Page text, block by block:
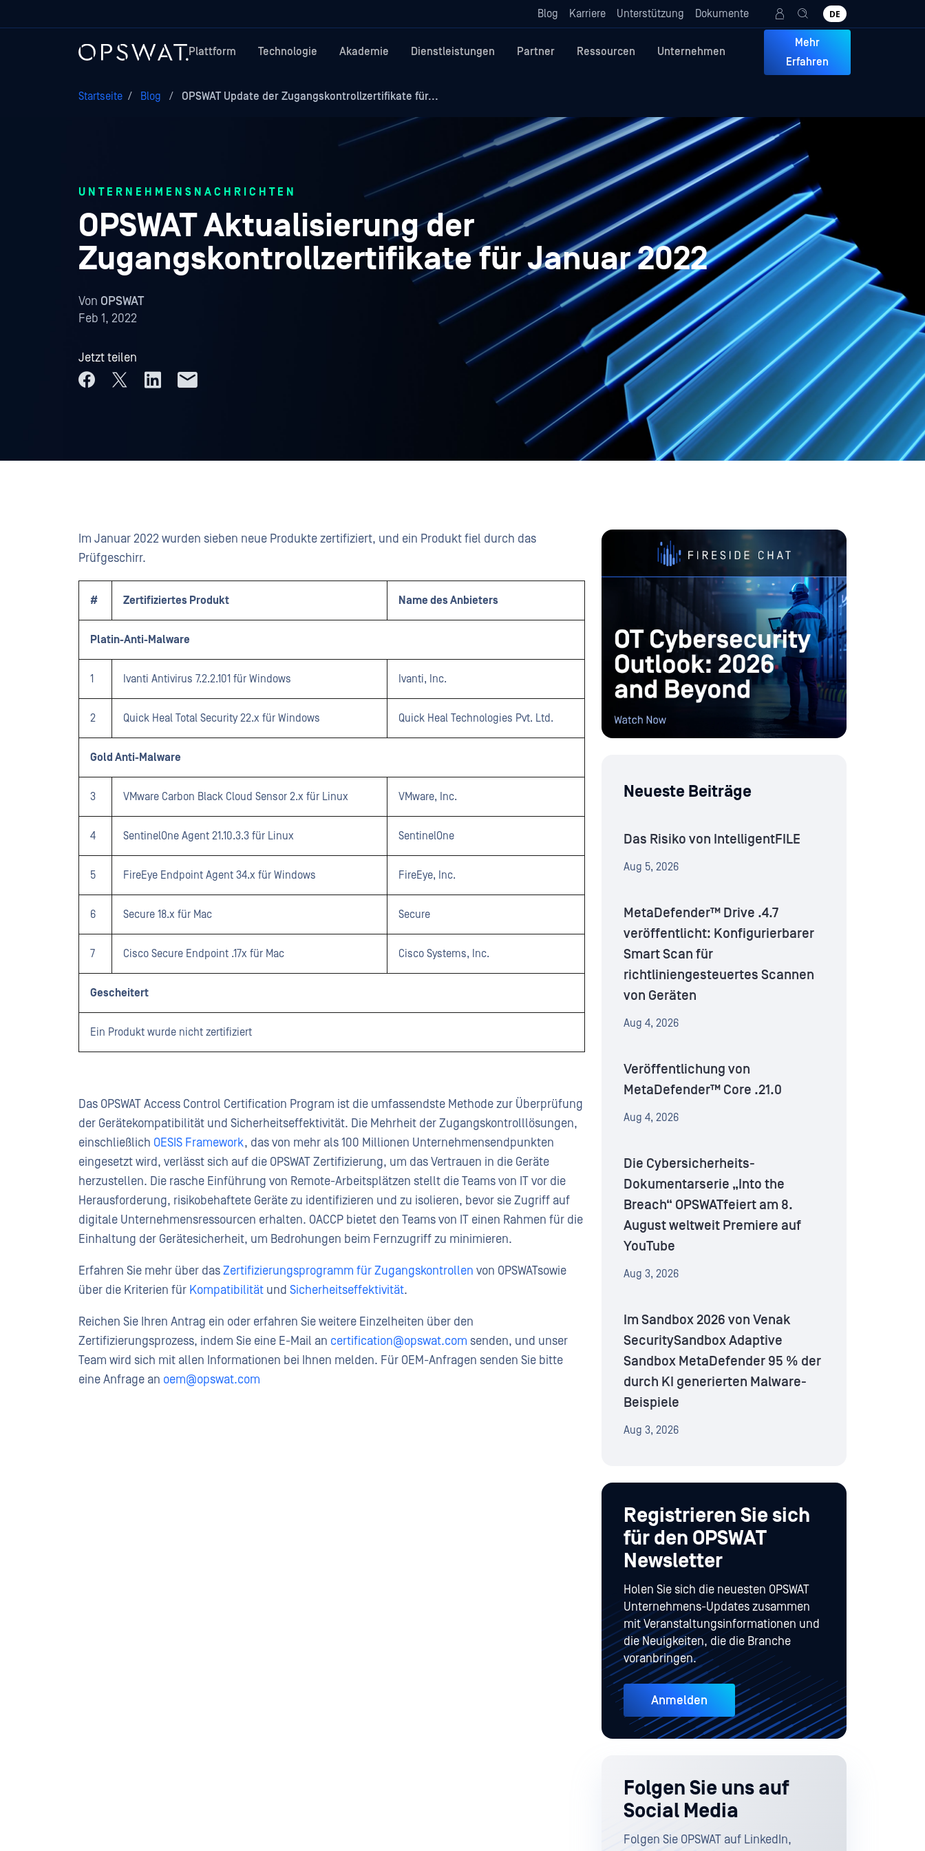
Blog Karriere Unterstützung Dokumente DE
Plattform Technologie Akademie Dienstleistungen Partner Ressourcen Unternehmen
Mehr
Erfahren
Startseite / Blog / OPSWAT Update der Zugangskontrollzertifikate für...
UNTERNEHMENSNACHRICHTEN
OPSWAT Aktualisierung der
Zugangskontrollzertifikate für Januar 2022
Von OPSWAT
Feb 1, 2022
Jetzt teilen
Im Januar 2022 wurden sieben neue Produkte zertifiziert, und ein Produkt fiel durch das
Prüfgeschirr.
# Zertifiziertes Produkt Name des Anbieters
Platin-Anti-Malware
1 Ivanti Antivirus 7.2.2.101 für Windows Ivanti, Inc.
2 Quick Heal Total Security 22.x für Windows Quick Heal Technologies Pvt. Ltd.
Gold Anti-Malware
3 VMware Carbon Black Cloud Sensor 2.x für Linux VMware, Inc.
4 SentinelOne Agent 21.10.3.3 für Linux SentinelOne
5 FireEye Endpoint Agent 34.x für Windows FireEye, Inc.
6 Secure 18.x für Mac Secure
7 Cisco Secure Endpoint .17x für Mac Cisco Systems, Inc.
Gescheitert
Ein Produkt wurde nicht zertifiziert
Das OPSWAT Access Control Certification Program ist die umfassendste Methode zur Überprüfung
der Gerätekompatibilität und Sicherheitseffektivität. Die Mehrheit der Zugangskontrolllösungen,
einschließlich OESIS Framework, das von mehr als 100 Millionen Unternehmensendpunkten
eingesetzt wird, verlässt sich auf die OPSWAT Zertifizierung, um das Vertrauen in die Geräte
herzustellen. Die rasche Einführung von Remote-Arbeitsplätzen stellt die Teams von IT vor die
Herausforderung, risikobehaftete Geräte zu identifizieren und zu isolieren, bevor sie Zugriff auf
digitale Unternehmensressourcen erhalten. OACCP bietet den Teams von IT einen Rahmen für die
Einhaltung der Gerätesicherheit, um Bedrohungen beim Fernzugriff zu minimieren.
Erfahren Sie mehr über dasZertifizierungsprogramm für Zugangskontrollen von OPSWATsowie
über die Kriterien für Kompatibilität und Sicherheitseffektivität.
Reichen Sie Ihren Antrag ein oder erfahren Sie weitere Einzelheiten über den
Zertifizierungsprozess, indem Sie eine E-Mail an certification@opswat.com senden, und unser
Team wird sich mit allen Informationen bei Ihnen melden. Für OEM-Anfragen senden Sie bitte
eine Anfrage an oem@opswat.com
Neueste Beiträge
Das Risiko von IntelligentFILE
Aug 5, 2026
MetaDefender™ Drive .4.7
veröffentlicht: Konfigurierbarer
Smart Scan für
richtliniengesteuertes Scannen
von Geräten
Aug 4, 2026
Veröffentlichung von
MetaDefender™ Core .21.0
Aug 4, 2026
Die Cybersicherheits-
Dokumentarserie „Into the
Breach“ OPSWATfeiert am 8.
August weltweit Premiere auf
YouTube
Aug 3, 2026
Im Sandbox 2026 von Venak
SecuritySandbox Adaptive
Sandbox MetaDefender 95 % der
durch KI generierten Malware-
Beispiele
Aug 3, 2026
Registrieren Sie sich
für den OPSWAT
Newsletter
Holen Sie sich die neuesten OPSWAT
Unternehmens-Updates zusammen
mit Veranstaltungsinformationen und
die Neuigkeiten, die die Branche
voranbringen.
Anmelden
Folgen Sie uns auf
Social Media
Folgen Sie OPSWAT auf LinkedIn,